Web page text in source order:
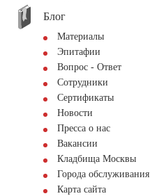
Блог
Материалы
Эпитафии
Вопрос - Ответ
Сотрудники
Сертификаты
Новости
Пресса о нас
Вакансии
Кладбища Москвы
Города обслуживания
Карта сайта